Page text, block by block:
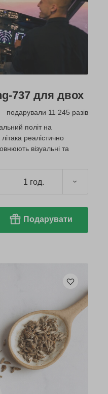
737 для двох
подарували 11 245 разів
політ на
реалістично
візуальні та
1 год.
Подарувати